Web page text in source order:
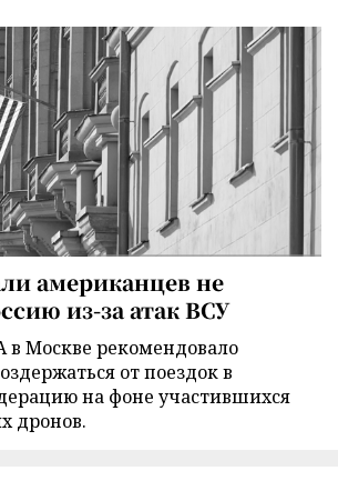
американцев не
из-за атак ВСУ
в Москве рекомендовало
от поездок в
на фоне участившихся
дронов.